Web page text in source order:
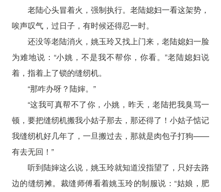
老陆心头冒着火，强制执行。老陆媳妇一看这架势，
唉声叹气，过日子，有时候还得忍一时。
还没等老陆消火，姚玉玲又找上门来，老陆媳妇一脸
为难地说：“小姚，不是我不帮你，你看。”老陆媳妇说
着，指着上了锁的缝纫机。
“那咋办呀？陆婶。”
“这我可真帮不了你，小姚，昨天，老陆把我臭骂一
顿，要把缝纫机搬我小姑子那去，那还得了！小姑子惦记
我缝纫机好几年了，一旦搬过去，那就是肉包子打狗——
有去无回！”
听到陆婶这么说，姚玉玲就知道没指望了，只好去路
边的缝纫摊。裁缝师傅看着姚玉玲的制服说：“姑娘，肥